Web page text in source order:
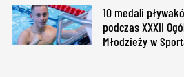
10 medali
podczas XXXII
Młodzieży w